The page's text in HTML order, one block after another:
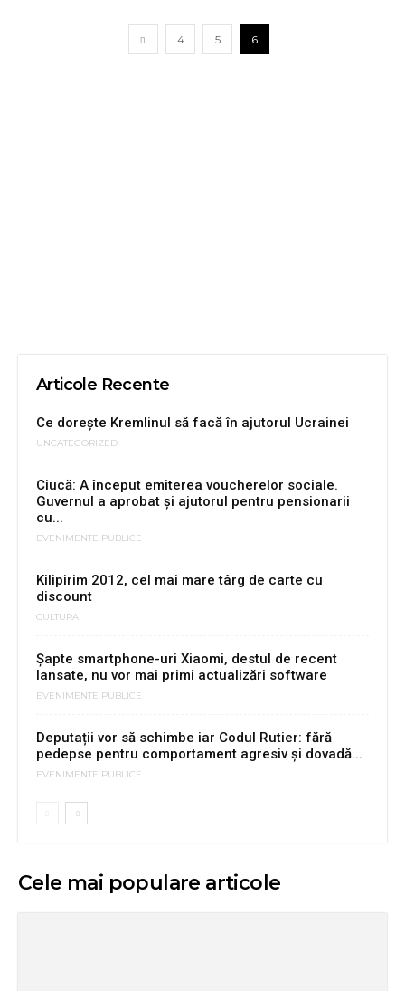
4 5 6
Articole Recente
Ce dorește Kremlinul să facă în ajutorul Ucrainei
UNCATEGORIZED
Ciucă: A început emiterea voucherelor sociale.
Guvernul a aprobat și ajutorul pentru pensionarii
cu...
EVENIMENTE PUBLICE
Kilipirim 2012, cel mai mare târg de carte cu
discount
CULTURA
Șapte smartphone-uri Xiaomi, destul de recent
lansate, nu vor mai primi actualizări software
EVENIMENTE PUBLICE
Deputații vor să schimbe iar Codul Rutier: fără
pedepse pentru comportament agresiv și dovadă...
EVENIMENTE PUBLICE
Cele mai populare articole